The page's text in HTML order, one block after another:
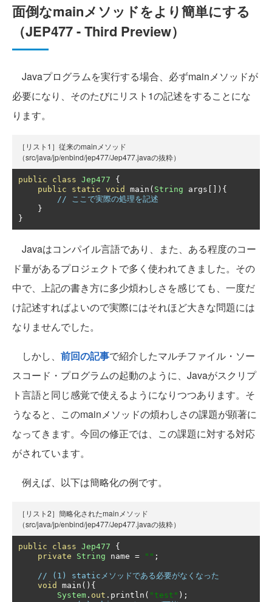
面倒なmainメソッドをより簡単にする
（JEP477 - Third Preview）
Javaプログラムを実行する場合、必ずmainメソッドが
必要になり、そのたびにリスト1の記述をすることにな
ります。
［リスト1］従来のmainメソッド
（src/java/jp/enbind/jep477/Jep477.javaの抜粋）
public class Jep477
{
public
static void main ( String args []){
// ここで実際の処理を記述
}
}
Javaはコンパイル言語であり、また、ある程度のコー
ド量があるプロジェクトで多く使われてきました。その
中で、上記の書き方に多少煩わしさを感じても、一度だ
け記述すればよいので実際にはそれほど大きな問題には
なりませんでした。
しかし、 前回の記事で紹介したマルチファイル・ソー
スコード・プログラムの起動のように、Javaがスクリプ
ト言語と同じ感覚で使えるようになりつつあります。そ
うなると、このmainメソッドの煩わしさの課題が顕著に
なってきます。今回の修正では、この課題に対する対応
がされています。
例えば、以下は簡略化の例です。
［リスト2］簡略化されたmainメソッド
（src/java/jp/enbind/jep477/Jep477.javaの抜粋）
public class Jep477
{
private
String name = "" ;
// (1) staticメソッドである必要がなくなった
void
main (){
System . out . println ( "test" );